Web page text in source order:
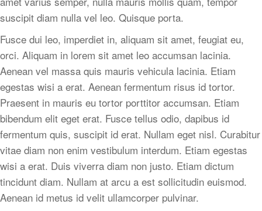
suscipit diam nulla vel leo. Quisque porta.
Fusce dui leo, imperdiet in, aliquam sit amet, feugiat eu,
orci. Aliquam in lorem sit amet leo accumsan lacinia.
Aenean vel massa quis mauris vehicula lacinia. Etiam
egestas wisi a erat. Aenean fermentum risus id tortor.
Praesent in mauris eu tortor porttitor accumsan. Etiam
bibendum elit eget erat. Fusce tellus odio, dapibus id
fermentum quis, suscipit id erat. Nullam eget nisl. Curabitur
vitae diam non enim vestibulum interdum. Etiam egestas
wisi a erat. Duis viverra diam non justo. Etiam dictum
tincidunt diam. Nullam at arcu a est sollicitudin euismod.
Aenean id metus id velit ullamcorper pulvinar.